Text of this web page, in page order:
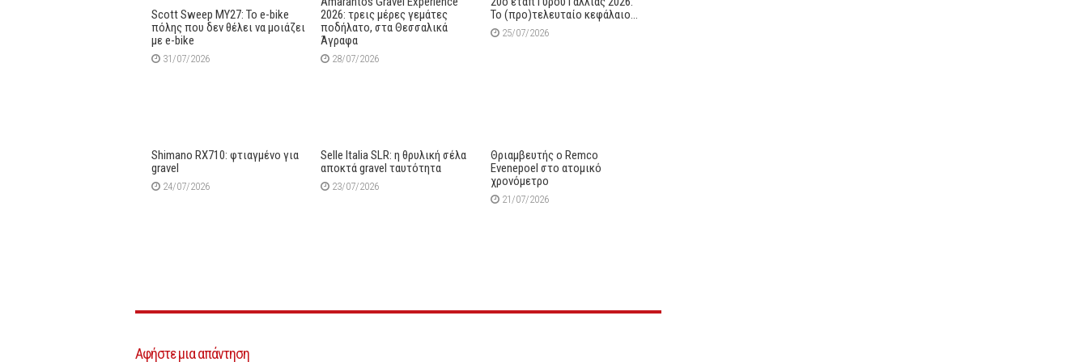
Scott Sweep MY27: Το e-bike
πόλης που δεν θέλει να μοιάζει
με e-bike
31/07/2026
2026: τρεις μέρες γεμάτες
ποδήλατο, στα Θεσσαλικά
Άγραφα
28/07/2026
Το (προ)τελευταίο κεφάλαιο…
25/07/2026
Shimano RX710: φτιαγμένο για
gravel
24/07/2026
Selle Italia SLR: η θρυλική σέλα
αποκτά gravel ταυτότητα
23/07/2026
Θριαμβευτής ο Remco
Evenepoel στο ατομικό
χρονόμετρο
21/07/2026
Αφήστε μια απάντηση